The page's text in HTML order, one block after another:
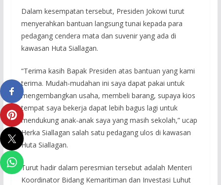
Dalam kesempatan tersebut, Presiden Jokowi turut
menyerahkan bantuan langsung tunai kepada para
pedagang cendera mata dan suvenir yang ada di
kawasan Huta Siallagan.
“Terima kasih Bapak Presiden atas bantuan yang kami
terima. Mudah-mudahan ini saya dapat pakai untuk
mengembangkan usaha, membeli barang, supaya kios
tempat saya bekerja dapat lebih bagus lagi untuk
mendukung anak-anak saya yang masih sekolah,” ucap
Herka Siallagan salah satu pedagang ulos di kawasan
Huta Siallagan.
Turut hadir dalam peresmian tersebut adalah Menteri
Koordinator Bidang Kemaritiman dan Investasi Luhut